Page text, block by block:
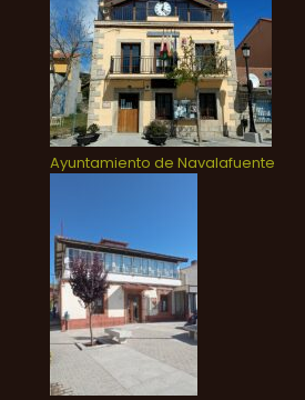
Ayuntamiento de Navalafuente